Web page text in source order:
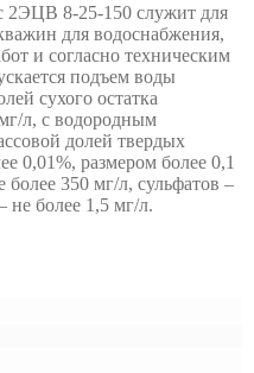
2ЭЦВ 8-25-150 служит для
для водоснабжения,
и согласно техническим
подъем воды
сухого остатка
л, с водородным
долей твердых
0,01%, размером более 0,1
350 мг/л, сульфатов –
не более 1,5 мг/л.